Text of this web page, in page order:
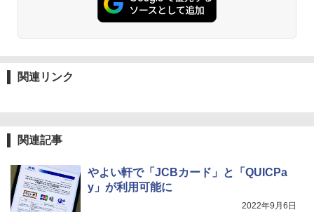
関連リンク
関連記事
やよい軒で「JCBカード」と「QUICPa
y」が利用可能に
2022年9月6日